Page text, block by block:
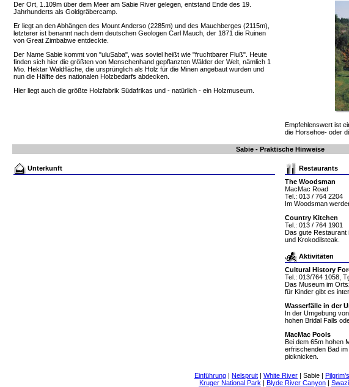
Der Ort, 1.109m über dem Meer am Sabie River gelegen, entstand Ende des 19.
Jahrhunderts als Goldgräbercamp.
Er liegt an den Abhängen des Mount Anderso (2285m) und des Mauchberges (2115m),
letzterer ist benannt nach dem deutschen Geologen Carl Mauch, der 1871 die Ruinen
von Great Zimbabwe entdeckte.
Der Name Sabie kommt von "uluSaba", was soviel heißt wie "fruchtbarer Fluß". Heute
finden sich hier die größten von Menschenhand gepflanzten Wälder der Welt, nämlich 1
Mio. Hektar Waldfläche, die ursprünglich als Holz für die Minen angebaut wurden und
nun die Hälfte des nationalen Holzbedarfs abdecken.
Hier liegt auch die größte Holzfabrik Südafrikas und - natürlich - ein Holzmuseum.
Empfehlenswert ist
die Horsehoe- oder
Sabie - Praktische Hinweise
Unterkunft
Restaurants
The Woodsman
MacMac Road
Tel.: 013 / 764 2204
Im Woodsman
Country Kitchen
Tel.: 013 / 764 1901
Das gute
und Krokodilsteak.
Aktivitäten
Cultural History
Tel.: 013/764 1058,
Das Museum im
für Kinder gibt es
Wasserfälle in der
In der Umgebung
hohen Bridal Falls
MacMac Pools
Bei dem 65m hohen
erfrischenden Bad
picknicken.
Einführung Nelspruit White River Sabie
Kruger National Park
Blyde River Canyon